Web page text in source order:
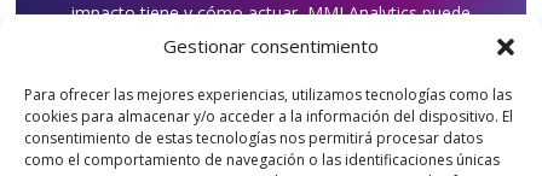
Gestionar consentimiento
Para ofrecer las mejores experiencias, utilizamos tecnologías como las
cookies para almacenar y/o acceder a la información del dispositivo. El
consentimiento de estas tecnologías nos permitirá procesar datos
como el comportamiento de navegación o las identificaciones únicas
impacto tiene y cómo actuar, MMI Analytics puede
ayudarte a construir un sistema de seguimiento y
Hablar con MMI